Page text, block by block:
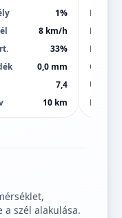
1%
8 km/h
33%
0,0 mm
7,4
10 km
Eső
Max
UV
Látótáv
szél alakulása.